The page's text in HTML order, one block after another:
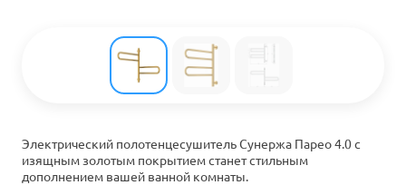
Электрический полотенцесушитель Сунержа Парео 4.0 с
изящным золотым покрытием станет стильным
дополнением вашей ванной комнаты.